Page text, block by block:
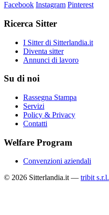
Facebook Instagram Pinterest
Ricerca Sitter
I Sitter di Sitterlandia.it
Diventa sitter
Annunci di lavoro
Su di noi
Rassegna Stampa
Servizi
Policy & Privacy
Contatti
Welfare Program
Convenzioni aziendali
© 2026 Sitterlandia.it — tribit s.r.l.